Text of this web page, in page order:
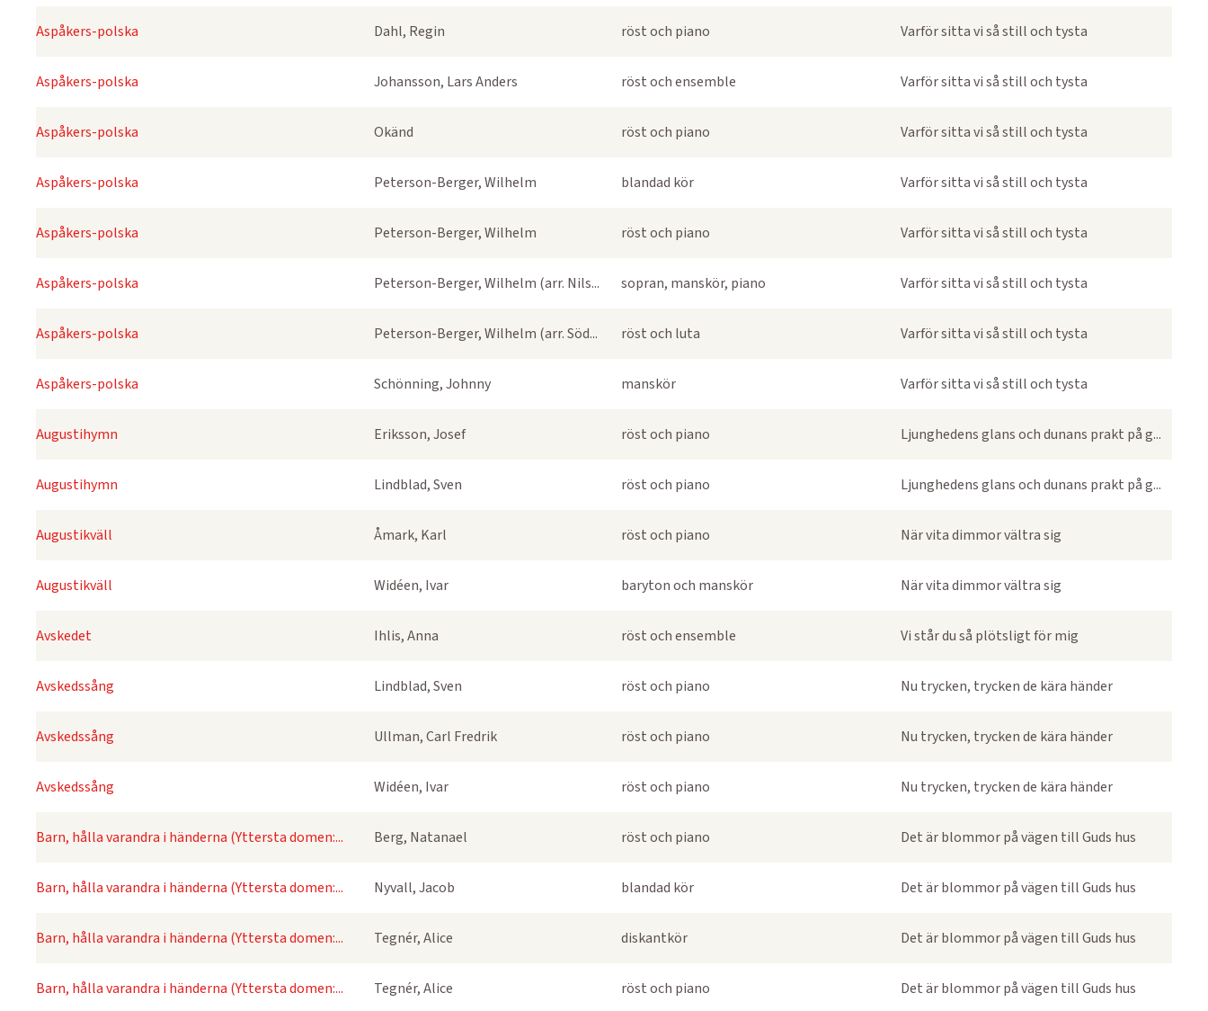
Aspåkers-polska Dahl, Regin röst och piano Varför sitta vi så still och tysta
Aspåkers-polska Johansson, Lars Anders röst och ensemble Varför sitta vi så still och tysta
Aspåkers-polska Okänd röst och piano Varför sitta vi så still och tysta
Aspåkers-polska Peterson-Berger, Wilhelm blandad kör Varför sitta vi så still och tysta
Aspåkers-polska Peterson-Berger, Wilhelm röst och piano Varför sitta vi så still och tysta
Aspåkers-polska Peterson-Berger, Wilhelm (arr. Nils... sopran, manskör, piano Varför sitta vi så still och tysta
Aspåkers-polska Peterson-Berger, Wilhelm (arr. Söd... röst och luta Varför sitta vi så still och tysta
Aspåkers-polska Schönning, Johnny manskör Varför sitta vi så still och tysta
Augustihymn Eriksson, Josef röst och piano Ljunghedens glans och dunans prakt på g...
Augustihymn Lindblad, Sven röst och piano Ljunghedens glans och dunans prakt på g...
Augustikväll Åmark, Karl röst och piano När vita dimmor vältra sig
Augustikväll Widéen, Ivar baryton och manskör När vita dimmor vältra sig
Avskedet Ihlis, Anna röst och ensemble Vi står du så plötsligt för mig
Avskedssång Lindblad, Sven röst och piano Nu trycken, trycken de kära händer
Avskedssång Ullman, Carl Fredrik röst och piano Nu trycken, trycken de kära händer
Avskedssång Widéen, Ivar röst och piano Nu trycken, trycken de kära händer
Barn, hålla varandra i händerna (Yttersta domen:... Berg, Natanael röst och piano Det är blommor på vägen till Guds hus
Barn, hålla varandra i händerna (Yttersta domen:... Nyvall, Jacob blandad kör Det är blommor på vägen till Guds hus
Barn, hålla varandra i händerna (Yttersta domen:... Tegnér, Alice diskantkör Det är blommor på vägen till Guds hus
Barn, hålla varandra i händerna (Yttersta domen:... Tegnér, Alice röst och piano Det är blommor på vägen till Guds hus